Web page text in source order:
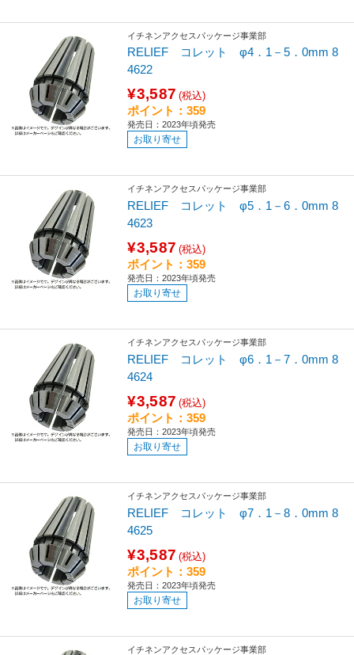
イチネンアクセスパッケージ事業部
RELIEF コレット φ4．1－5．0mm 8
4622
¥3,587 (税込)
ポイント：359
発売日：2023年頃発売
お取り寄せ
イチネンアクセスパッケージ事業部
RELIEF コレット φ5．1－6．0mm 8
4623
¥3,587 (税込)
ポイント：359
発売日：2023年頃発売
お取り寄せ
イチネンアクセスパッケージ事業部
RELIEF コレット φ6．1－7．0mm 8
4624
¥3,587 (税込)
ポイント：359
発売日：2023年頃発売
お取り寄せ
イチネンアクセスパッケージ事業部
RELIEF コレット φ7．1－8．0mm 8
4625
¥3,587 (税込)
ポイント：359
発売日：2023年頃発売
お取り寄せ
イチネンアクセスパッケージ事業部